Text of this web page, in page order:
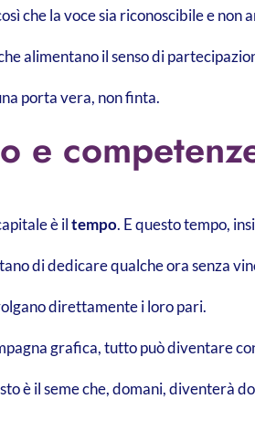
che la voce sia riconoscibile e non
alimentano il senso di
porta vera, non finta.
e
è iltempo. E questo tempo,
di dedicare qualche ora senza
direttamente i loro pari.
grafica, tutto può diventare
è il seme che, domani, diventerà